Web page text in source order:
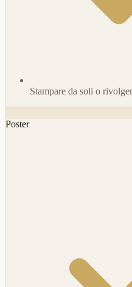
Stampare da soli o
Poster